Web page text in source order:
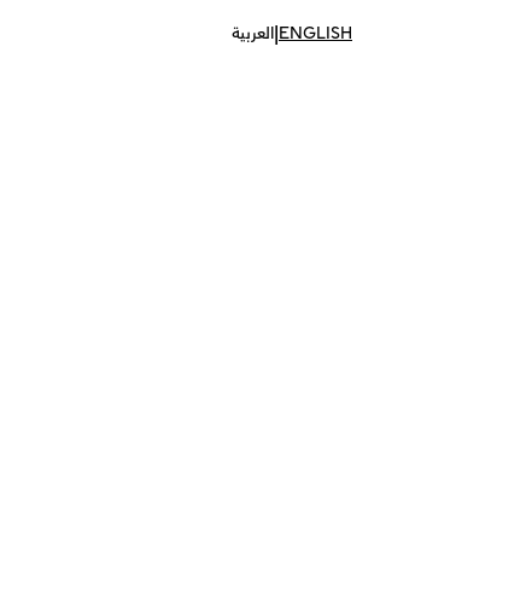
ENGLISH
|العربية